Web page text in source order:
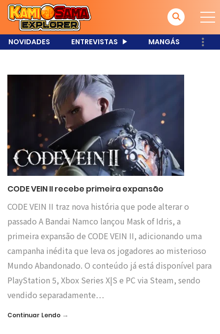
NOVIDADES ENTREVISTAS MANGÁS
CODE VEIN II recebe primeira expansão
CODE VEIN II traz nova história que pode alterar o
passado A Bandai Namco lançou Mask of Idris, a
primeira expansão de CODE VEIN II, adicionando uma
campanha inédita que leva os jogadores ao misterioso
Mundo Abandonado. O conteúdo já está disponível para
PlayStation 5, Xbox Series X|S e PC via Steam, sendo
vendido separadamente…
Continuar Lendo →